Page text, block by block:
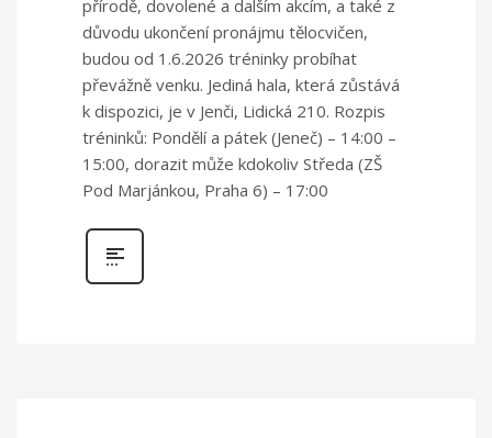
přírodě, dovolené a dalším akcím, a také z
důvodu ukončení pronájmu tělocvičen,
budou od 1.6.2026 tréninky probíhat
převážně venku. Jediná hala, která zůstává
k dispozici, je v Jenči, Lidická 210. Rozpis
tréninků: Pondělí a pátek (Jeneč) – 14:00 –
15:00, dorazit může kdokoliv Středa (ZŠ
Pod Marjánkou, Praha 6) – 17:00